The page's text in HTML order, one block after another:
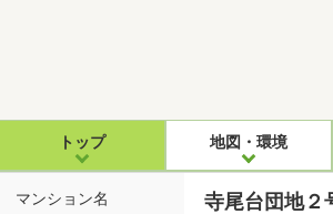
トップ 地図・環境
マンション名 寺尾台団地２